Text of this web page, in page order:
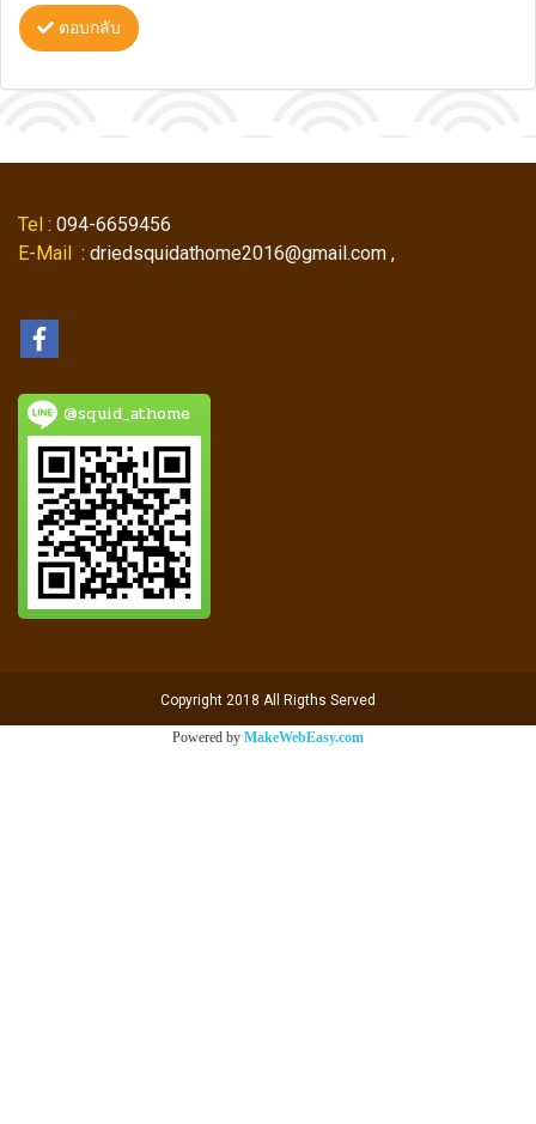
ตอบกลับ
Tel : 094-6659456
E-Mail : driedsquidathome2016@gmail.com ,
@squid_athome
Copyright 2018 All Rigths Served
Powered by MakeWebEasy.com